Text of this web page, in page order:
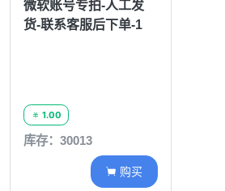
微软账号专拍-人工发
货-联系客服后下单-1
 1.00
库存：30013
 购买